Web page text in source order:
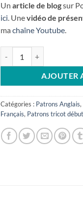
Un article de blogsur
ici. Unevidéo de
ma chaîne Youtube.
AJOUTER
Catégories : Patrons Anglais,
Français, Patrons tricot